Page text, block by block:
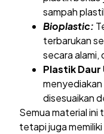
sampah
Bioplastic:
terbarukan
secara alami,
Plastik Daur
menyediakan
disesuaikan
Semua material ini
tetapi juga